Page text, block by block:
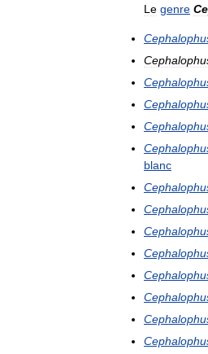
Le genre
blanc